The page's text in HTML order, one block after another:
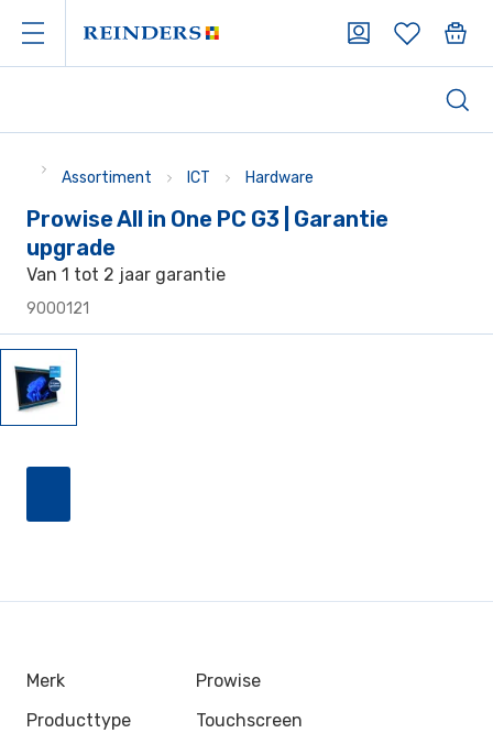
Assortiment ICT Hardware
Prowise All in One PC G3 | Garantie
upgrade
Van 1 tot 2 jaar garantie
9000121
Merk
Prowise
Producttype
Touchscreen